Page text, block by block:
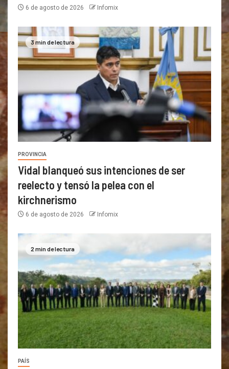
6 de agosto de 2026 Infomix
3 min de lectura
PROVINCIA
Vidal blanqueó sus intenciones de ser
reelecto y tensó la pelea con el
kirchnerismo
6 de agosto de 2026 Infomix
2 min de lectura
PAÍS